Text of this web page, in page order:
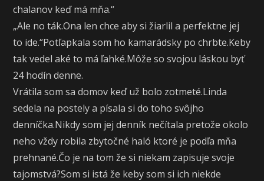
chalanov keď má mňa.“
„Ale no ták.Ona len chce aby si žiarlil a perfektne jej
to ide.“Potľapkala som ho kamarádsky po chrbte.Keby
tak vedel aké to má ľahké.Môže so svojou láskou byť
24 hodín denne.
Vrátila som sa domov keď už bolo zotmeté.Linda
sedela na postely a písala si do toho svôjho
denníčka.Nikdy som jej denník nečítala pretože okolo
neho vždy robila zbytočné haló ktoré je podľa mňa
prehnané.Čo je na tom že si niekam zapisuje svoje
tajomstvá?Som si istá že keby som si ich niekde